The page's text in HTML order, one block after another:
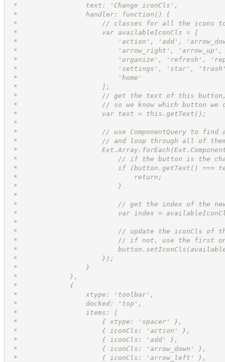
*                 text: 'Change iconCls',
*                 handler: function() {
*                     // classes for all the icons
*                     var availableIconCls = [
*                         'action', 'add',
*                         'arrow_right',
*                         'organize', 'refresh',
*                         'settings', 'star',
*                         'home'
*                     ];
*                     // get the text of this
*                     // so we know which button we
*                     var text = this.getText();
*
*                     // use ComponentQuery to
*                     // and loop through all of
*
*                         // if the button is the
*                         if (button.getText() ===
*                             return;
*                         }
*
*                         // get the index of the
*                         var index =
*
*                         // update the iconCls
*                         // if not, use the first
*
*                     });
*                 }
*             },
*             {
*                 xtype: 'toolbar',
*                 docked: 'top',
*                 items: [
*                     { xtype: 'spacer' },
*                     { iconCls: 'action' },
*                     { iconCls: 'add' },
*                     { iconCls: 'arrow_down' },
*                     { iconCls: 'arrow_left' },